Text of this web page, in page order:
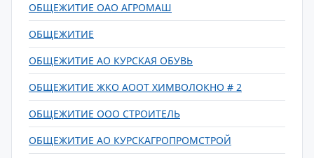
ОБЩЕЖИТИЕ ОАО АГРОМАШ
ОБЩЕЖИТИЕ
ОБЩЕЖИТИЕ АО КУРСКАЯ ОБУВЬ
ОБЩЕЖИТИЕ ЖКО АООТ ХИМВОЛОКНО # 2
ОБЩЕЖИТИЕ ООО СТРОИТЕЛЬ
ОБЩЕЖИТИЕ АО КУРСКАГРОПРОМСТРОЙ